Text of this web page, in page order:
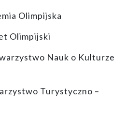
Olimpijska
Olimpijski
Nauk o Kulturze
Turystyczno –